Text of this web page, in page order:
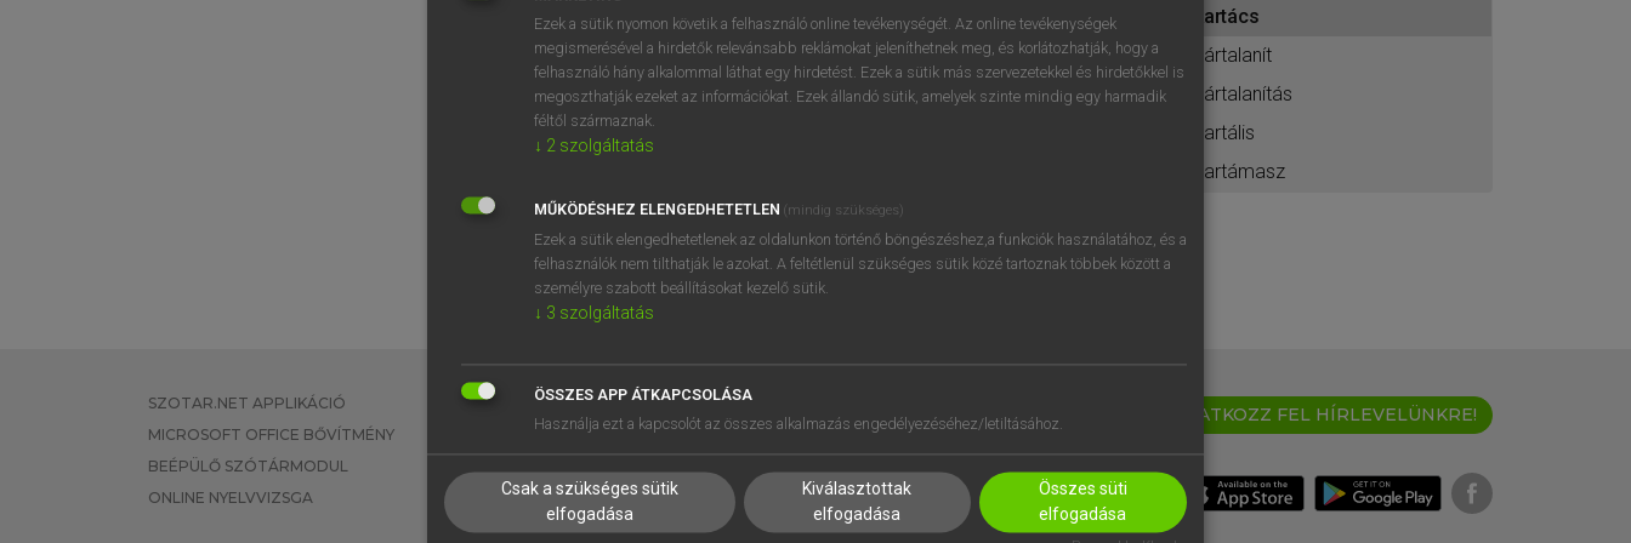
BELÉPÉS
próbaverziójának elindításához
regisztrálok ésbelépek.
REGISZTRÁCIÓ
kartács
kártalanít
kártalanítás
kartális
kartámasz
SZOTAR.NET APPLIKÁCIÓ
MICROSOFT OFFICE BŐVÍTMÉNY
BEÉPÜLŐ SZÓTÁRMODUL
ONLINE NYELVVIZSGA
EGYÉNI FELHASZNÁLÓKNAK
TANULÓKNAK
VÁLLALATI MEGOLDÁSOK
SÚGÓ
RÓLUNK
SÜTI BEÁLLÍTÁSOK
IRATKOZZ FEL HÍRLEVELÜNKRE!
Ezek a sütik nyomon követik a felhasználó online tevékenységét. Az online tevékenységek
megismerésével a hirdetők relevánsabb reklámokat jeleníthetnek meg, és korlátozhatják, hogy a
felhasználó hány alkalommal láthat egy hirdetést. Ezek a sütik más szervezetekkel és hirdetőkkel is
megoszthatják ezeket az információkat. Ezek állandó sütik, amelyek szinte mindig egy harmadik
féltől származnak.
↓ 2 szolgáltatás
MŰKÖDÉSHEZ ELENGEDHETETLEN (mindig szükséges)
Ezek a sütik elengedhetetlenek az oldalunkon történő böngészéshez,a funkciók használatához, és a
felhasználók nem tilthatják le azokat. A feltétlenül szükséges sütik közé tartoznak többek között a
személyre szabott beállításokat kezelő sütik.
↓ 3 szolgáltatás
ÖSSZES APP ÁTKAPCSOLÁSA
Használja ezt a kapcsolót az összes alkalmazás engedélyezéséhez/letiltásához.
Csak a szükséges sütik
elfogadása
Kiválasztottak
elfogadása
Összes süti
elfogadása